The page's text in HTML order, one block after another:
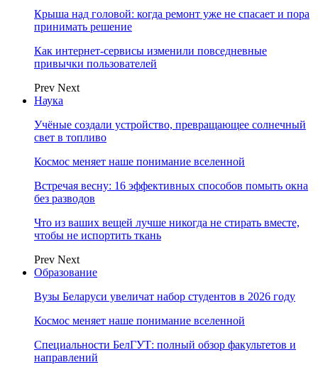
Крыша над головой: когда ремонт уже не спасает и пора
принимать решение
Как интернет-сервисы изменили повседневные
привычки пользователей
Prev Next
Наука
Учёные создали устройство, превращающее солнечный
свет в топливо
Космос меняет наше понимание вселенной
Встречая весну: 16 эффективных способов помыть окна
без разводов
Что из ваших вещей лучше никогда не стирать вместе,
чтобы не испортить ткань
Prev Next
Образование
Вузы Беларуси увеличат набор студентов в 2026 году
Космос меняет наше понимание вселенной
Специальности БелГУТ: полный обзор факультетов и
направлений